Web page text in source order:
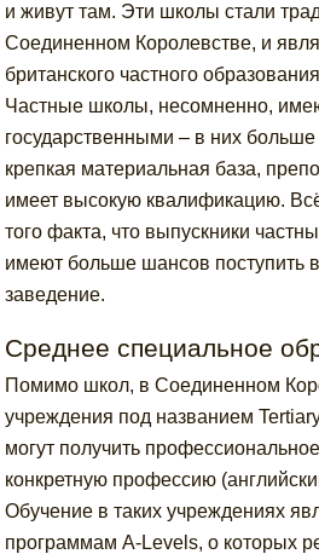
и живут там. Эти школы стали
Соединенном Королевстве, и
британского частного
Частные школы, несомненно,
государственными – в них
крепкая материальная база,
имеет высокую квалификацию.
того факта, что выпускники
имеют больше шансов поступить
заведение.
Среднее специальное
Помимо школ, в Соединенном
учреждения под названием
могут получить
конкретную профессию
Обучение в таких учреждениях
программам A-Levels, о которых